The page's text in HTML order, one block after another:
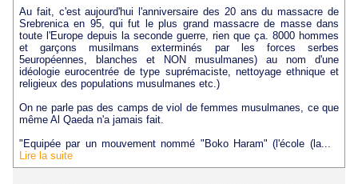
Au fait, c'est aujourd'hui l'anniversaire des 20 ans du massacre de
Srebrenica en 95, qui fut le plus grand massacre de masse dans
toute l'Europe depuis la seconde guerre, rien que ça. 8000 hommes
et garçons musilmans exterminés par les forces serbes
5européennes, blanches et NON musulmanes) au nom d'une
idéologie eurocentrée de type suprémaciste, nettoyage ethnique et
religieux des populations musulmanes etc.)
On ne parle pas des camps de viol de femmes musulmanes, ce que
même Al Qaeda n'a jamais fait.
"Equipée par un mouvement nommé "Boko Haram" (l'école (la...
Lire la suite